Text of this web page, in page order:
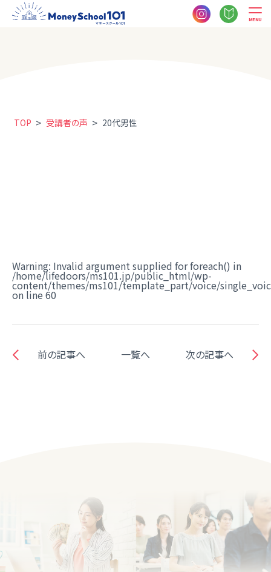
MENU
TOP > 受講者の声 > 20代男性
Warning: Invalid argument supplied for foreach() in
/home/lifedoors/ms101.jp/public_html/wp-
content/themes/ms101/template_part/voice/
on line 60
前の記事へ 一覧へ 次の記事へ